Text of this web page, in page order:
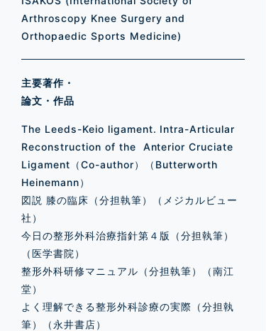
Arthroscopy Knee Surgery and
Orthopaedic Sports Medicine)
主要著作・
論文・作品
The Leeds-Keio ligament. Intra-Articular
Reconstruction of the Anterior Cruciate
Ligament（Co-author）（Butterworth
Heinemann）
図説 膝の臨床（分担執筆）（メジカルビュー
社）
今日の整形外科治療指針第４版（分担執筆）
（医学書院）
整形外科研修マニュアル（分担執筆）（南江
堂）
よく理解できる整形外科診療の実際（分担執
筆）（永井書店）